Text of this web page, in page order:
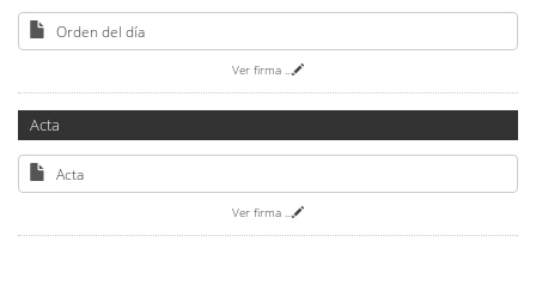
Orden del día
Ver firma ...
Acta
Acta
Ver firma ...